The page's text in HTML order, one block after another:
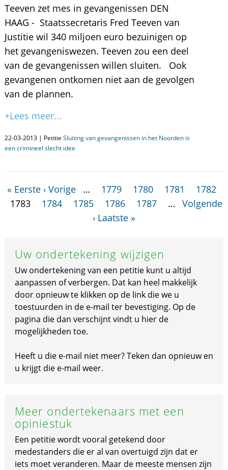
Teeven zet mes in gevangenissen DEN
HAAG - Staatssecretaris Fred Teeven van
Justitie wil 340 miljoen euro bezuinigen op
het gevangeniswezen. Teeven zou een deel
van de gevangenissen willen sluiten. Ook
gevangenen ontkomen niet aan de gevolgen
van de plannen.
+Lees meer...
22-03-2013 | Petitie Sluiting van gevangenissen in het Noorden is
een crimineel slecht idee
« Eerste ‹ Vorige … 1779 1780 1781
1782
1783
1784 1785 1786 1787 …
Volgende
› Laatste »
Uw ondertekening wijzigen
Uw ondertekening van een petitie kunt u altijd
aanpassen of verbergen. Dat kan heel makkelijk
door opnieuw te klikken op de link die we u
toestuurden in de e-mail ter bevestiging. Op de
pagina die dan verschijnt vindt u hier de
mogelijkheden toe.
Heeft u die e-mail niet meer? Teken dan opnieuw en
u krijgt die e-mail weer.
Meer ondertekenaars met een
opiniestuk
Een petitie wordt vooral getekend door
medestanders die er al van overtuigd zijn dat er
iets moet veranderen. Maar de meeste mensen zijn